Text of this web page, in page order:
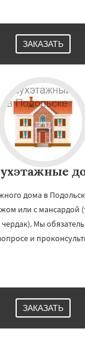
ЗАКАЗАТЬ
дома в
или c мансардой
чердак). Мы
и
ЗАКАЗАТЬ